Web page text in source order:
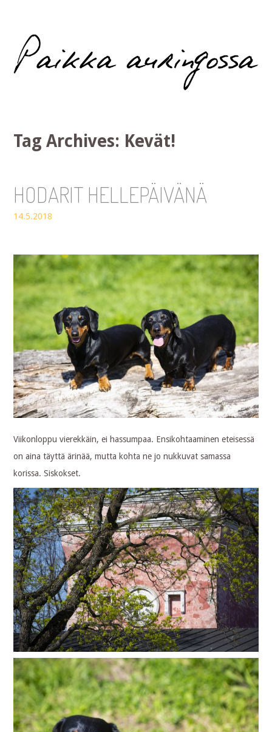
Paikka auringossa
Tag Archives: Kevät!
HODARIT HELLEPÄIVÄNÄ
14.5.2018
Viikonloppu vierekkäin, ei hassumpaa. Ensikohtaaminen eteisessä
on aina täyttä ärinää, mutta kohta ne jo nukkuvat samassa
korissa. Siskokset.